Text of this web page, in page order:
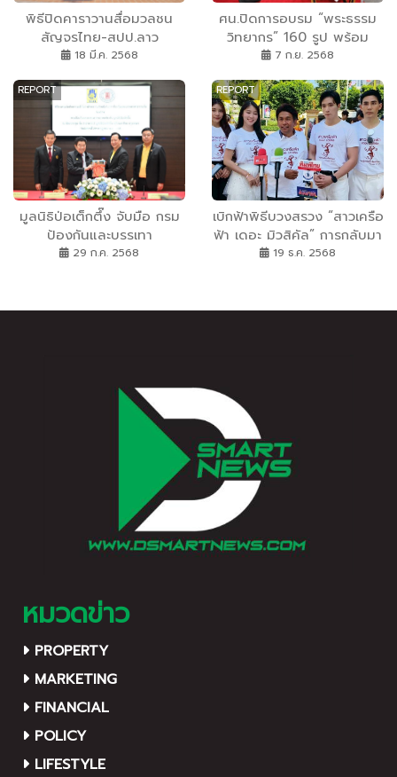
พิธีปิดคาราวานสื่อมวลชน
สัญจรไทย-สปป.ลาว
Caravan Thailand - Lao
PDR Press 2025 (R11)
18 มี.ค. 2568
ศน.ปิดการอบรม “พระธรรม
วิทยากร” 160 รูป พร้อม
เผยแผ่ธรรมะยุคใหม่ ดึง
เทคโนโลยี-สื่อใหม่สอดแทรก
ธรรมะ สร้างคนดีสู่สังคมยุค
ดิจิทัล ให้ธรรมะเข้าถึงใจคนทุก
เพศทุกวัย
7 ก.ย. 2568
REPORT
มูลนิธิป่อเต็กตึ๊ง จับมือ กรม
ป้องกันและบรรเทา
สาธารณภัย ลงนามบันทึก
ประมาณด้านการฝึกอบรม และ
บูรณาการการช่วยเหลือผู้
ประสบภัยควบคู่กับการพัฒนา
ขีดความสามารถในระดับสากล
29 ก.ค. 2568
REPORT
เบิกฟ้าพิธีบวงสรวง “สาวเครือ
ฟ้า เดอะ มิวสิคัล” การกลับมา
ของบทประพันธ์อมตะร่วมสมัย
19 ธ.ค. 2568
หมวดข่าว
PROPERTY
MARKETING
FINANCIAL
POLICY
LIFESTYLE